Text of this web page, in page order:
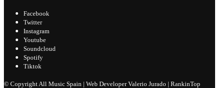
Facebook
Twitter
Instagram
Youtube
Soundcloud
Spotify
Tiktok
© Copyright All Music Spain | Web Developer Valerio Jurado | RankinTop